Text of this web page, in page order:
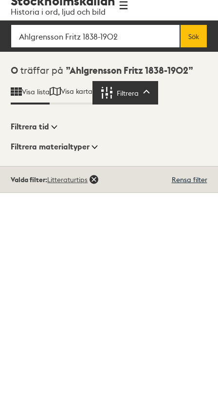
navigationen
huvudinnehållet
Historia i ord, ljud och bild
Sök
Sök
Sökresultat
0 träffar på Ahlgrensson Fritz 1838-1902
Visa lista Visa karta Filtrera
Visningsläge
Filtrera tid
Filtrera materialtyper
träffar
Valda filter:Litteraturtips Rensa filter